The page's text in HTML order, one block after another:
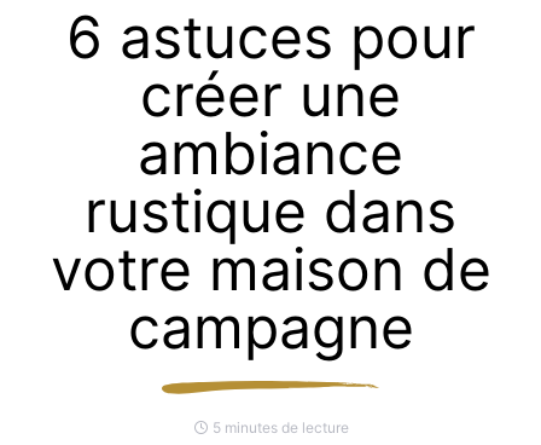
6 astuces pour
créer une
ambiance
rustique dans
votre maison de
campagne
5 minutes de lecture